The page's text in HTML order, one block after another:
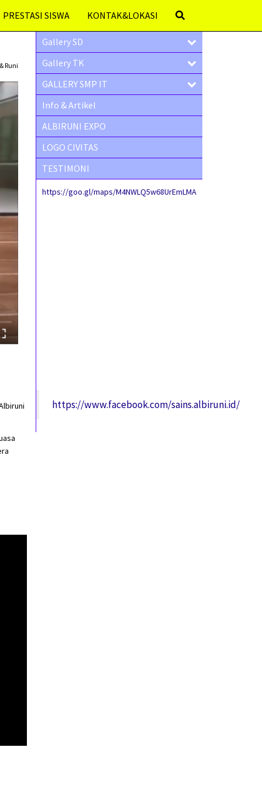
PRESTASI SISWA KONTAK&LOKASI
Runi
Gallery SD
Gallery TK
GALLERY SMP IT
Info & Artikel
ALBIRUNI EXPO
LOGO CIVITAS
TESTIMONI
https://goo.gl/maps/M4NWLQ5w68UrEmLMA
https://www.facebook.com/sains.albiruni.id/